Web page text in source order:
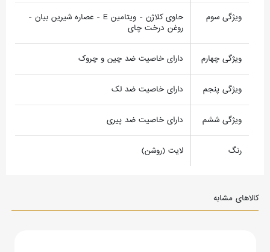
ویژگی سوم
حاوی کلاژن - ویتامین E - عصاره شیرین بیان -
روغن درخت چای
ویژگی چهارم دارای خاصیت ضد چین و چروک
ویژگی پنجم دارای خاصیت ضد لک
ویژگی ششم دارای خاصیت ضد پیری
رنگ لایت (روشن)
کالاهای مشابه